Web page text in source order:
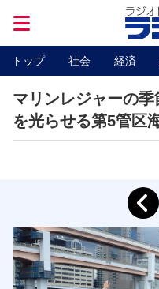
トップ 社会 経済
マリンレジャーの
を光らせる第5管区
Prev